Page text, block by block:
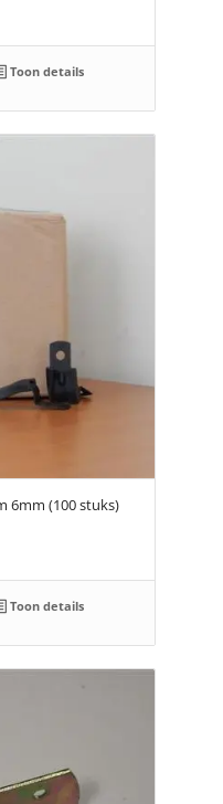
Toon details
6mm (100 stuks)
Toon details